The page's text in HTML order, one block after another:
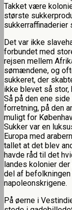
Takket være
største
Det var ikke
forbundet med
rejsen mellem
sømændene, og
sukkeret, der
ikke blevet så stor,
Så på den ene
forretning, på den
muligt for
Sukker var en
Europa med
tallet at det blev
havde råd til det
landes kolonier
del af
napoleonskrigene.
På øerne i